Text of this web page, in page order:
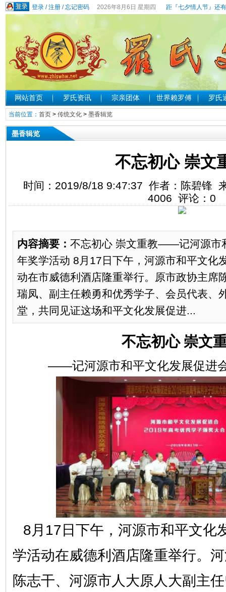
登录/注册/忘记密码 2026年8月6日 星期四 距『七夕情人节』还
网站首页 罗氏资讯 宗亲团体 世界赖罗傅 罗氏
当前位置： 首页> 传统文化> 墨香辑览
墨香辑览
不忘初心 崇文
时间：2019/8/18 9:47:37 作者：陈碧锋
4006 评论： 0
内容摘要： 不忘初心 崇文重教——记河源市
年奖学活动 8月17日下午，河源市和平文化
动在市威德利酒店隆重举行。原市政协主席
瑞凤、副主任赖勇和优秀学子、会员代表、
堂，共同见证这场和平文化发展促进...
不忘初心 崇文
——记河源市和平文化发展促进
8月17日下午，河源市和平文化
学活动在威德利酒店隆重举行。
陈志干、河源市人大原人大副主